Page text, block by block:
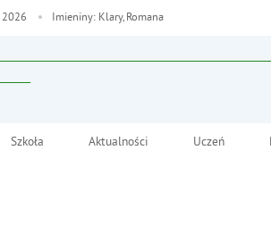
2026 Imieniny: Klary, Romana
Szkoła Aktualności Uczeń